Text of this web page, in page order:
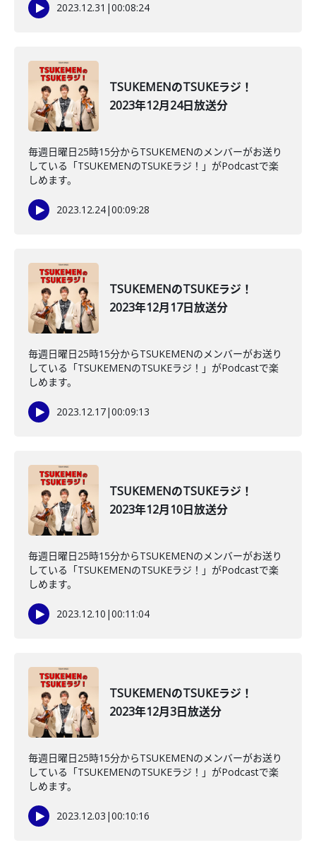
2023.12.31 |00:08:24
TSUKEMENのTSUKEラジ！
2023年12月24日放送分
毎週日曜日25時15分からTSUKEMENのメンバーがお送り
している「TSUKEMENのTSUKEラジ！」がPodcastで楽
しめます。
2023.12.24|00:09:28
TSUKEMENのTSUKEラジ！
2023年12月17日放送分
毎週日曜日25時15分からTSUKEMENのメンバーがお送り
している「TSUKEMENのTSUKEラジ！」がPodcastで楽
しめます。
2023.12.17|00:09:13
TSUKEMENのTSUKEラジ！
2023年12月10日放送分
毎週日曜日25時15分からTSUKEMENのメンバーがお送り
している「TSUKEMENのTSUKEラジ！」がPodcastで楽
しめます。
2023.12.10 |00:11:04
TSUKEMENのTSUKEラジ！
2023年12月3日放送分
毎週日曜日25時15分からTSUKEMENのメンバーがお送り
している「TSUKEMENのTSUKEラジ！」がPodcastで楽
しめます。
2023.12.03 |00:10:16